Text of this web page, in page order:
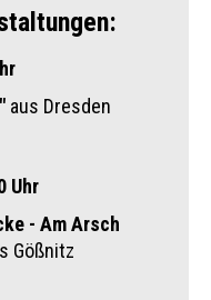
aus Dresden
Uhr
- Am Arsch
Gößnitz